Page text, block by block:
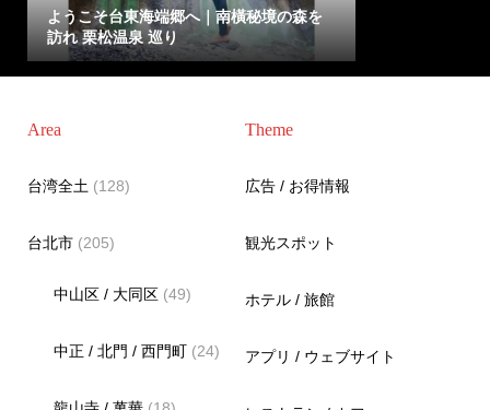
ようこそ台東海端郷へ｜南橫秘境の森を
訪れ 栗松温泉 巡り
Area
台湾全土(128)
台北市(205)
中山区 / 大同区 (49)
中正 / 北門 / 西門町 (24)
Theme
広告 / お得情報
観光スポット
ホテル / 旅館
アプリ / ウェブサイト